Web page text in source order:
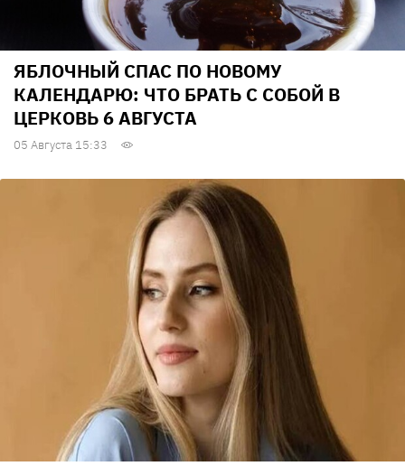
ЯБЛОЧНЫЙ СПАС ПО НОВОМУ
КАЛЕНДАРЮ: ЧТО БРАТЬ С СОБОЙ В
ЦЕРКОВЬ 6 АВГУСТА
05 Августа 15:33